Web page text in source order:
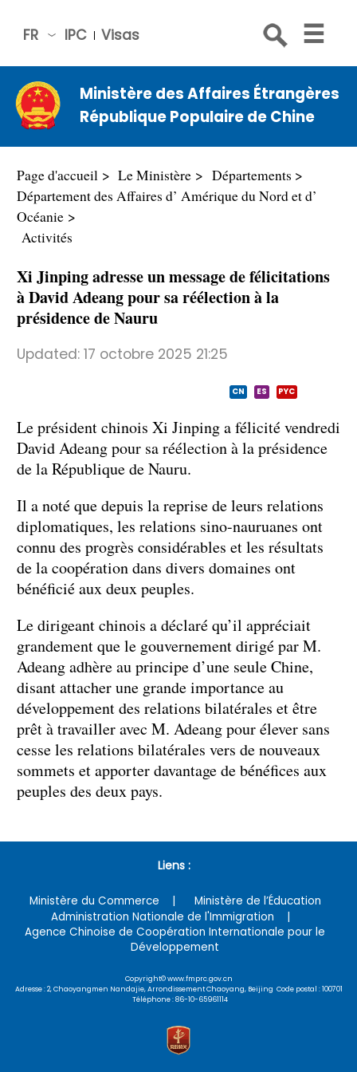
IPC Visas
FR
中文
Engli
sh
Русс
Espa
ñol
عربي
Ministère des Affaires Étrangères
République Populaire de Chine
Page d'accueil Le Ministère
Départements
Département des Affaires d’ Amérique du Nord et d’
Océanie
Activités
Xi Jinping adresse un message de félicitations
à David Adeang pour sa réélection à la
présidence de Nauru
Updated: 17 octobre 2025 21:25
CN ES PYC
Le président chinois Xi Jinping a félicité vendredi
David Adeang pour sa réélection à la présidence
de la République de Nauru.
Il a noté que depuis la reprise de leurs relations
diplomatiques, les relations sino-nauruanes ont
connu des progrès considérables et les résultats
de la coopération dans divers domaines ont
bénéficié aux deux peuples.
Le dirigeant chinois a déclaré qu’il appréciait
grandement que le gouvernement dirigé par M.
Adeang adhère au principe d’une seule Chine,
disant attacher une grande importance au
développement des relations bilatérales et être
prêt à travailler avec M. Adeang pour élever sans
cesse les relations bilatérales vers de nouveaux
sommets et apporter davantage de bénéfices aux
peuples des deux pays.
Liens :
Ministère du Commerce
Ministère de l’Éducation
Administration Nationale de l'Immigration
Agence Chinoise de Coopération Internationale pour le
Développement
Copyright© www.fmprc.gov.cn
Adresse : 2, Chaoyangmen Nandajie, Arrondissement Chaoyang, Beijing Code postal : 100701
Téléphone : 86-10-65961114